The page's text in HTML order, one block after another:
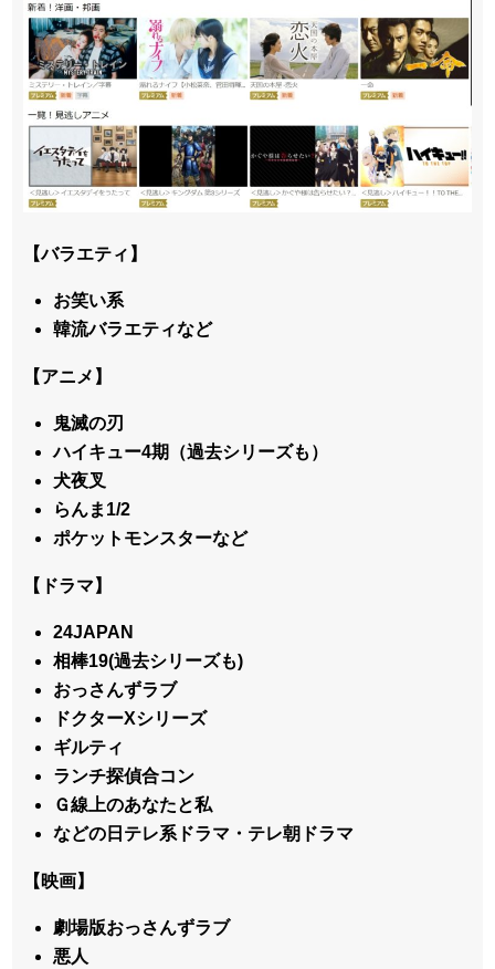
【バラエティ】
お笑い系
韓流バラエティなど
【アニメ】
鬼滅の刃
ハイキュー4期（過去シリーズも）
犬夜叉
らんま1/2
ポケットモンスターなど
【ドラマ】
24JAPAN
相棒19(過去シリーズも)
おっさんずラブ
ドクターXシリーズ
ギルティ
ランチ探偵合コン
Ｇ線上のあなたと私
などの日テレ系ドラマ・テレ朝ドラマ
【映画】
劇場版おっさんずラブ
悪人